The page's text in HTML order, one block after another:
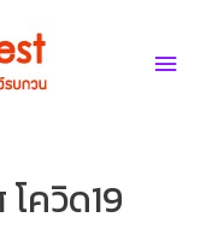
Main
ควิด19